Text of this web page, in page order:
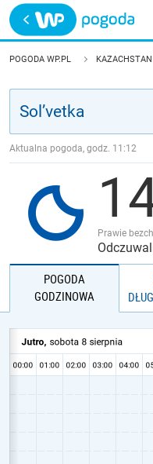
Trwa ładowanie
POLSKA
JAKOŚĆ POWIETRZA
POGODA WP.PL KAZACHSTAN
Aktualna pogoda, godz. 11:12
Prawie
POGODA
GODZINOWA